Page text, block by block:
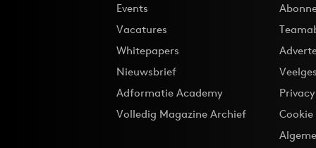
Events
Vacatures
Whitepapers
Nieuwsbrief
Adformatie Academy
Volledig Magazine Archief